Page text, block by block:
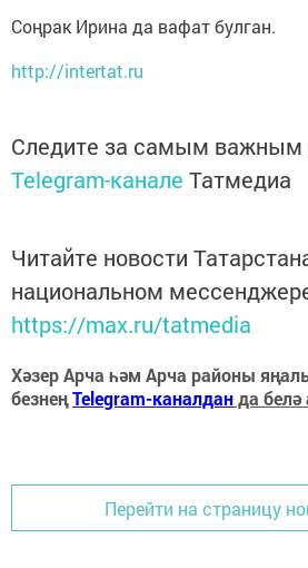
Соңрак Ирина да вафат булган.
http://intertat.ru
Следите за самым важным
Telegram-канале Татмедиа
Читайте новости
национальном
https://max.ru/tatmedia
Хәзер Арча һәм Арча районы
безнеңTelegram-каналданда
Перейти на страницу